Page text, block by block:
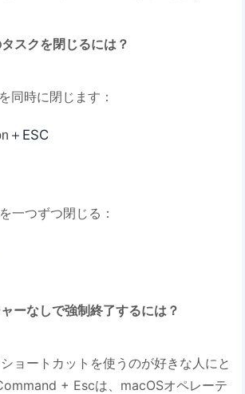
スクを閉じるには？
同時に閉じます：
＋ESC
一つずつ閉じる：
ーなしで強制終了するには？
ョートカットを使うのが好きな人にと
+ Escは、macOSオペレーテ